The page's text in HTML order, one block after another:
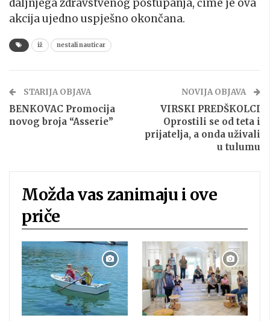
daljnjega zdravstvenog postupanja, čime je ova
akcija ujedno uspješno okončana.
iž nestali nauticar
STARIJA OBJAVA
BENKOVAC Promocija
novog broja “Asserie”
NOVIJA OBJAVA
VIRSKI PREDŠKOLCI
Oprostili se od teta i
prijatelja, a onda uživali
u tulumu
Možda vas zanimaju i ove
priče